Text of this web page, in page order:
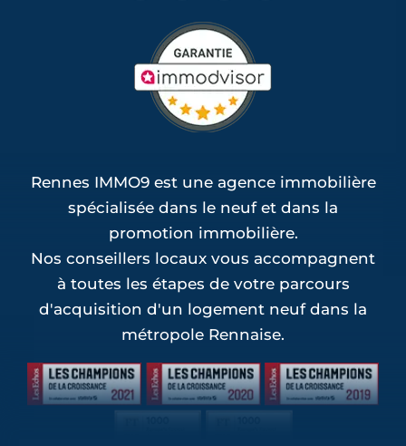
Rennes IMMO9 est une agence immobilière
spécialisée dans le neuf et dans la
promotion immobilière.
Nos conseillers locaux vous accompagnent
à toutes les étapes de votre parcours
d'acquisition d'un logement neuf dans la
métropole Rennaise.